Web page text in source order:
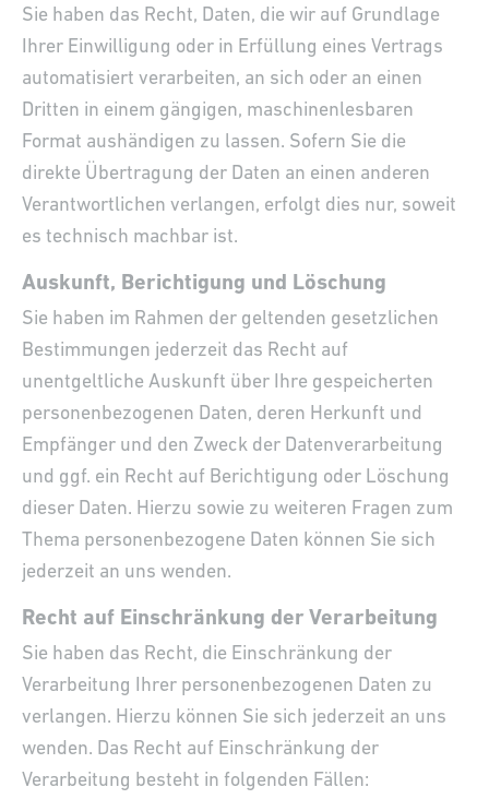
Sie haben das Recht, Daten, die wir auf Grundlage
Ihrer Einwilligung oder in Erfüllung eines Vertrags
automatisiert verarbeiten, an sich oder an einen
Dritten in einem gängigen, maschinenlesbaren
Format aushändigen zu lassen. Sofern Sie die
direkte Übertragung der Daten an einen anderen
Verantwortlichen verlangen, erfolgt dies nur, soweit
es technisch machbar ist.
Auskunft, Berichtigung und Löschung
Sie haben im Rahmen der geltenden gesetzlichen
Bestimmungen jederzeit das Recht auf
unentgeltliche Auskunft über Ihre gespeicherten
personenbezogenen Daten, deren Herkunft und
Empfänger und den Zweck der Datenverarbeitung
und ggf. ein Recht auf Berichtigung oder Löschung
dieser Daten. Hierzu sowie zu weiteren Fragen zum
Thema personenbezogene Daten können Sie sich
jederzeit an uns wenden.
Recht auf Einschränkung der Verarbeitung
Sie haben das Recht, die Einschränkung der
Verarbeitung Ihrer personenbezogenen Daten zu
verlangen. Hierzu können Sie sich jederzeit an uns
wenden. Das Recht auf Einschränkung der
Verarbeitung besteht in folgenden Fällen: